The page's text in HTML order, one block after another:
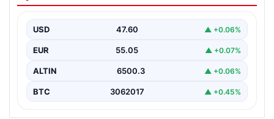
Altın piyasası, son dönemlerde yaşanan jeopolitik
hareketli bir…
USD 47.60 ▲ +0.06%
EUR 55.05 ▲ +0.07%
ALTIN 6500.3 ▲ +0.06%
BTC 3062017 ▲ +0.45%